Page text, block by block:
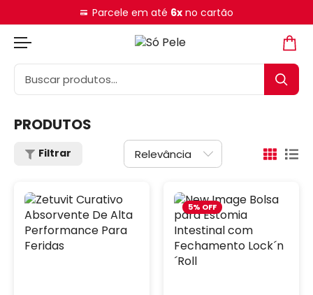
Parcele em até 6xno cartão
PRODUTOS
Filtrar
5% OFF